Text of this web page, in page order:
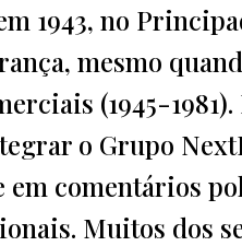
1943, no
mesmo
(1945-1981).
o Grupo
comentários
Muitos dos